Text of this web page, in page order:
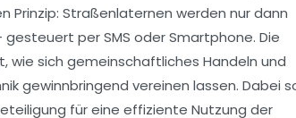
Prinzip: Straßenlaternen werden nur dann
per SMS oder Smartphone. Die
wie sich gemeinschaftliches Handeln und
gewinnbringend vereinen lassen. Dabei
für eine effiziente Nutzung der